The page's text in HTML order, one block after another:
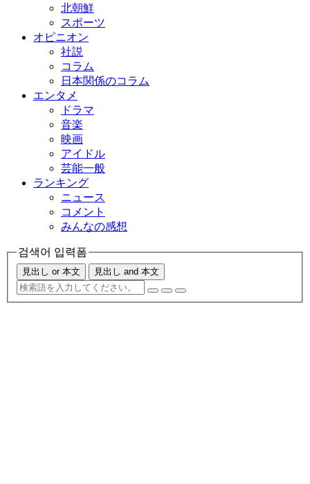
北朝鮮
スポーツ
オピニオン
社説
コラム
日本関係のコラム
エンタメ
ドラマ
音楽
映画
アイドル
芸能一般
ランキング
ニュース
コメント
みんなの感想
검색어 입력폼
見出し or 本文 見出し and 本文